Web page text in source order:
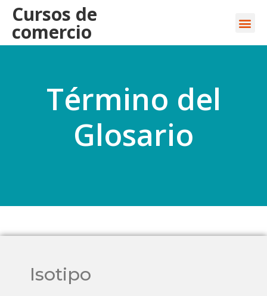
Cursos de
comercio
Término del
Glosario
Isotipo